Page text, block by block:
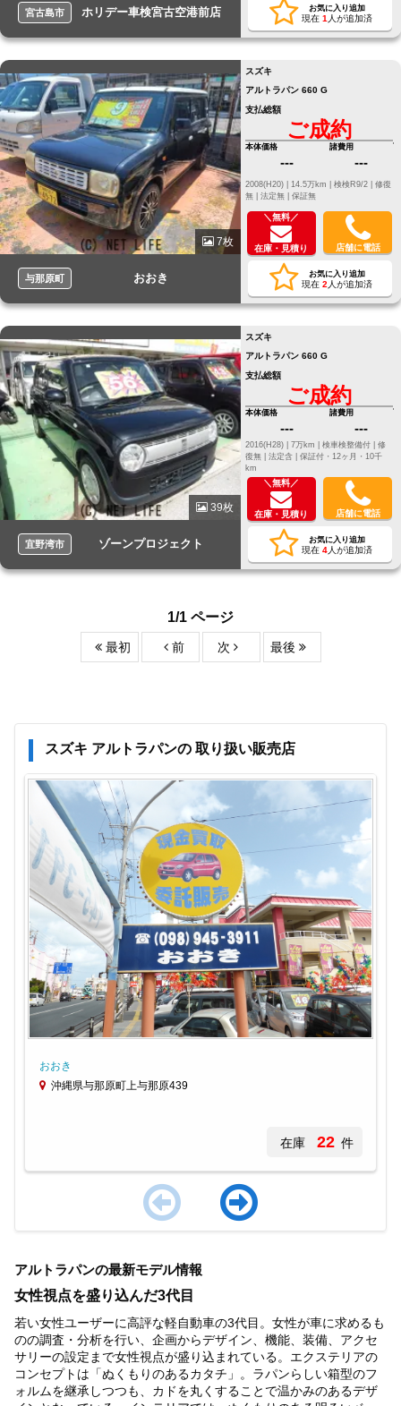
宮古島市 ホリデー車検宮古空港前店 お気に入り追加
現在 1 人が追加済
7枚
与那原町 おおき
スズキ
アルトラパン 660 G
支払総額
ご成約
本体価格
---
諸費用
---
修復
無 | 法定無 | 保証無
＼無料／
在庫・見積り 店舗に電話
お気に入り追加
現在 2 人が追加済
39枚
宜野湾市 ゾーンプロジェクト
スズキ
アルトラパン 660 G
支払総額
ご成約
本体価格
---
諸費用
---
2016(H28) | 7万km | 検車検整備付 | 修
復無 | 法定含 | 保証付・12ヶ月・10千
km
＼無料／
在庫・見積り 店舗に電話
お気に入り追加
現在 4人が追加済
1/1 ページ
最初 前 次 最後
スズキ アルトラパンの 取り扱い販売店
おおき
沖縄県与那原町上与那原439
在庫 22 件
of
4
アルトラパンの最新モデル情報
女性視点を盛り込んだ3代目
若い女性ユーザーに高評な軽自動車の3代目。女性が車に求めるも
のの調査・分析を行い、企画からデザイン、機能、装備、アクセ
サリーの設定まで女性視点が盛り込まれている。エクステリアの
コンセプトは「ぬくもりのあるカタチ」。ラパンらしい箱型のフ
ォルムを継承しつつも、カドを丸くすることで温かみのあるデザ